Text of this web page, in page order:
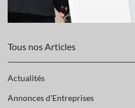
Tous nos Articles
Actualités
Annonces d'Entreprises